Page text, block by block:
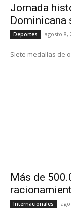
Jornada
Dominicana
Deportes agosto 8,
Siete medallas de
Más de
Internacionales